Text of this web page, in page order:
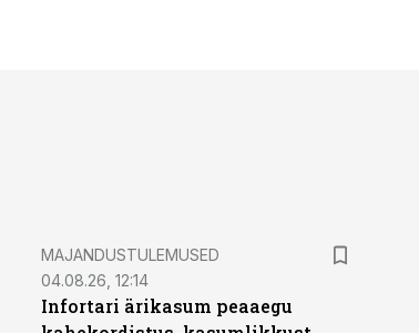
MAJANDUSTULEMUSED
04.08.26, 12:14
Infortari ärikasum peaaegu